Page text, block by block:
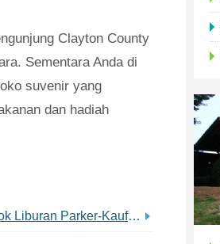
Clayton County
Sementara Anda di
suvenir yang
dan hadiah
Liburan Parker-Kaufman